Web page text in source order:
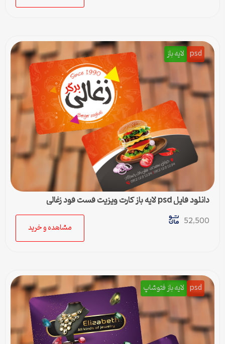
psd لایه باز
دانلود فایل psd لایه باز کارت ویزیت فست فود زغالی
52,500
مشاهده و خرید
psd لایه باز فتوشاپ